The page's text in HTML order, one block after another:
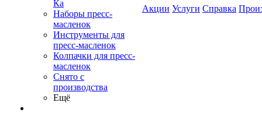
Кa
Наборы пресс-
масленок
Инструменты для
пресс-масленок
Колпачки для пресс-
масленок
Снято с
производства
Ещё
Акции Услуги Справка